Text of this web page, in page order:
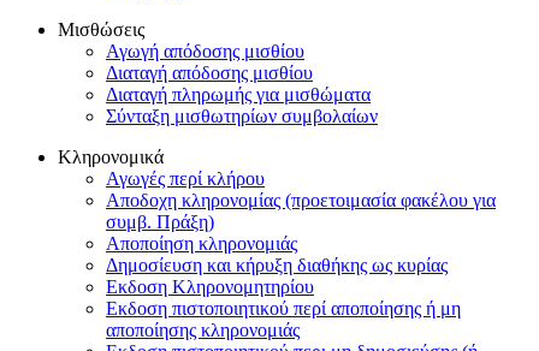
Μισθώσεις
Αγωγή απόδοσης μισθίου
Διαταγή απόδοσης μισθίου
Διαταγή πληρωμής για μισθώματα
Σύνταξη μισθωτηρίων συμβολαίων
Κληρονομικά
Αγωγές περί κλήρου
Αποδοχη κληρονομίας (προετοιμασία φακέλου για
συμβ. Πράξη)
Αποποίηση κληρονομιάς
Δημοσίευση και κήρυξη διαθήκης ως κυρίας
Εκδοση Κληρονομητηρίου
Εκδοση πιστοποιητικού περί αποποίησης ή μη
αποποίησης κληρονομιάς